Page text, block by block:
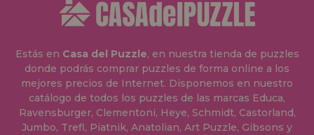
Estás en Casa del Puzzle, en nuestra tienda de puzzles
donde podrás comprar puzzles de forma online a los
mejores precios de Internet. Disponemos en nuestro
catálogo de todos los puzzles de las marcas Educa,
Ravensburger, Clementoni, Heye, Schmidt, Castorland,
Jumbo, Trefl, Piatnik, Anatolian, Art Puzzle, Gibsons y